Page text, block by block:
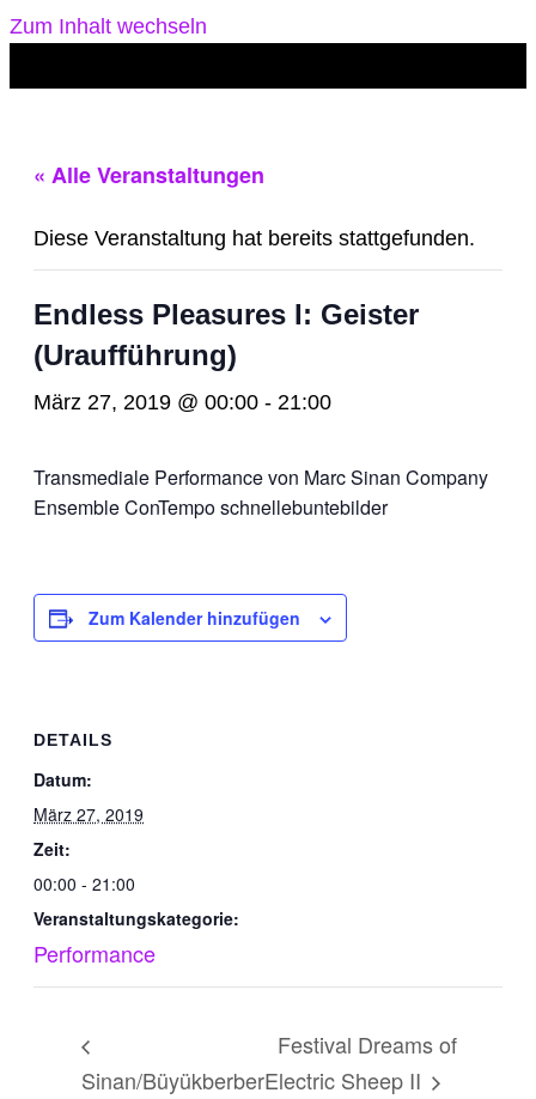
Zum Inhalt wechseln
« Alle Veranstaltungen
Diese Veranstaltung hat bereits stattgefunden.
Endless Pleasures I: Geister
(Uraufführung)
März 27, 2019 @ 00:00 - 21:00
Transmediale Performance von Marc Sinan Company
Ensemble ConTempo schnellebuntebilder
Zum Kalender hinzufügen
DETAILS
Datum:
März 27, 2019
Zeit:
00:00 - 21:00
Veranstaltungskategorie:
Performance
Sinan/Büyükberber
Festival Dreams of
Electric Sheep II